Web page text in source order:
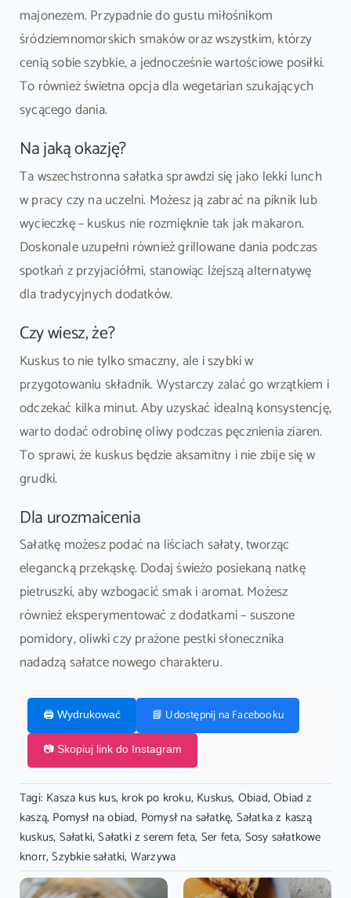
majonezem. Przypadnie do gustu miłośnikom
śródziemnomorskich smaków oraz wszystkim, którzy
cenią sobie szybkie, a jednocześnie wartościowe posiłki.
To również świetna opcja dla wegetarian szukających
sycącego dania.
Na jaką okazję?
Ta wszechstronna sałatka sprawdzi się jako lekki lunch
w pracy czy na uczelni. Możesz ją zabrać na piknik lub
wycieczkę – kuskus nie rozmięknie tak jak makaron.
Doskonale uzupełni również grillowane dania podczas
spotkań z przyjaciółmi, stanowiąc lżejszą alternatywę
dla tradycyjnych dodatków.
Czy wiesz, że?
Kuskus to nie tylko smaczny, ale i szybki w
przygotowaniu składnik. Wystarczy zalać go wrzątkiem i
odczekać kilka minut. Aby uzyskać idealną konsystencję,
warto dodać odrobinę oliwy podczas pęcznienia ziaren.
To sprawi, że kuskus będzie aksamitny i nie zbije się w
grudki.
Dla urozmaicenia
Sałatkę możesz podać na liściach sałaty, tworząc
elegancką przekąskę. Dodaj świeżo posiekaną natkę
pietruszki, aby wzbogacić smak i aromat. Możesz
również eksperymentować z dodatkami – suszone
pomidory, oliwki czy prażone pestki słonecznika
nadadzą sałatce nowego charakteru.
🖨️ Wydrukować 📘 Udostępnij na Facebooku
📷 Skopiuj link do Instagram
Tagi: Kasza kus kus, krok po kroku, Kuskus, Obiad,Obiad z
kaszą, Pomysł na obiad, Pomysł na sałatkę, Sałatka z kaszą
kuskus, Sałatki,Sałatki z serem feta, Ser feta, Sosy sałatkowe
knorr,Szybkie sałatki, Warzywa